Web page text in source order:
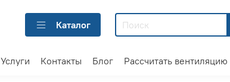
Каталог
Услуги Контакты Блог Рассчитать вентиляцию